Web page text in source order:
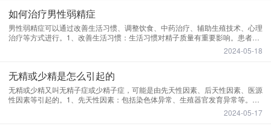
感染：尿路
如何治疗男性弱精症
男性弱精症可以通过改善生活习惯、调整饮食、中药治疗、辅助生殖技术、心理
治疗等方式进行。1、改善生活习惯：生活习惯对精子质量有重要影响。患者可
以通过戒烟、限制饮酒、避免过度劳累、保持良好的睡眠来改善生活习惯，从而
提高精子质量。2、调整饮食：合理的饮食对缓解男性弱精症也起着重要的作
少高糖、高脂肪
2024-05-18
无精或少精是怎么引起的
无精或少精又叫无精子症或少精子症，可能是由先天性因素、后天性因素、医源
性因素等引起的。1、先天性因素：包括染色体异常、生殖器官发育异常等。这
类问题通常很难改变，需要专业医生的帮助。2、后天因素：这些问题可能与生
活习惯、环境因素等有关。例如，长期熬夜、吸烟、酗酒等不良生活习惯会影响
2024-05-17